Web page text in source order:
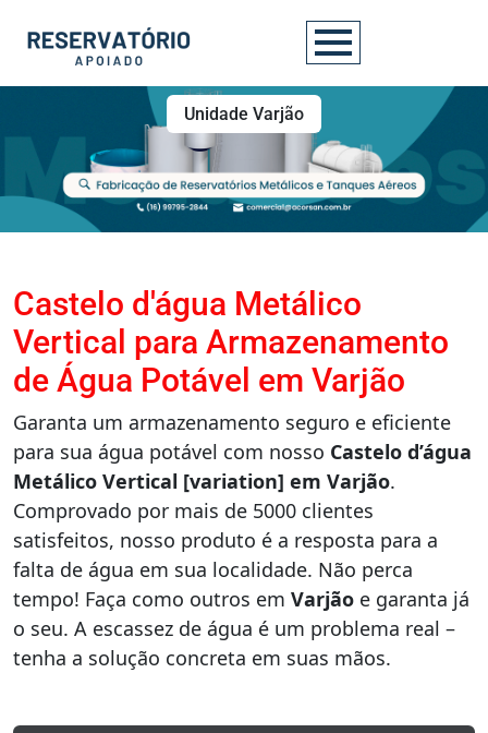
Unidade Varjão
Castelo d'água Metálico
Vertical para Armazenamento
de Água Potável em Varjão
Garanta um armazenamento seguro e eficiente
para sua água potável com nosso Castelo d’água
Metálico Vertical [variation] em Varjão.
Comprovado por mais de 5000 clientes
satisfeitos, nosso produto é a resposta para a
falta de água em sua localidade. Não perca
tempo! Faça como outros em Varjão e garanta já
o seu. A escassez de água é um problema real –
tenha a solução concreta em suas mãos.